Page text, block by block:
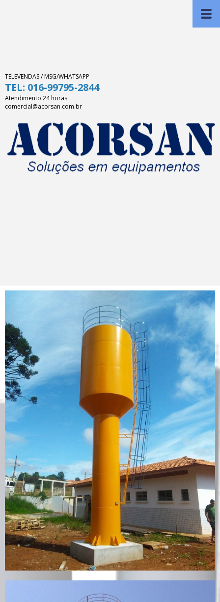
TELEVENDAS / MSG/WHATSAPP
TEL: 016-99795-2844
Atendimento 24 horas
comercial@acorsan.com.br